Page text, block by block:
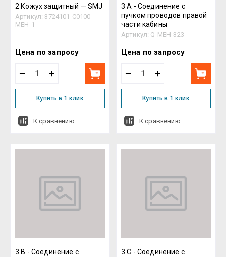
2 Кожух защитный — SMJ
Артикул: 3724101-C0100-
MEH-1
Цена по запросу
Купить в 1 клик
К сравнению
3 A - Соединение с
пучком проводов правой
части кабины
Артикул: Q-MEH-323
Цена по запросу
Купить в 1 клик
К сравнению
3 B - Соединение с
3 C - Соединение с